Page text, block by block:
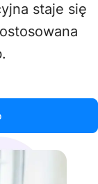
staje się